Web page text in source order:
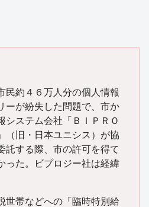
約４６万人分の個人情報
ーが紛失した問題で、市か
システム会社「ＢＩＰＲＯ
（旧・日本ユニシス）が協
託する際、市の許可を得て
った。ビプロジー社は経緯
帯などへの「臨時特別給